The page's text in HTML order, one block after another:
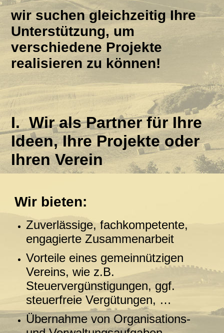
wirsuchen gleichzeitig Ihre
Unterstützung, um
verschiedene Projekte
realisieren zu können!
I.Wir als Partner für Ihre
Ideen, Ihre Projekte oder
Ihren Verein
Wir bieten:
Zuverlässige, fachkompetente,
engagierte Zusammenarbeit
Vorteile eines gemeinnützigen
Vereins, wie z.B.
Steuervergünstigungen, ggf.
steuerfreie Vergütungen, …
Übernahme von Organisations-